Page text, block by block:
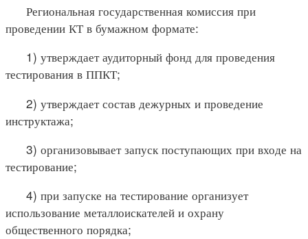
Региональная государственная комиссия при
проведении КТ в бумажном формате:
1) утверждает аудиторный фонд для проведения
тестирования в ППКТ;
2) утверждает состав дежурных и проведение
инструктажа;
3) организовывает запуск поступающих при входе на
тестирование;
4) при запуске на тестирование организует
использование металлоискателей и охрану
общественного порядка;